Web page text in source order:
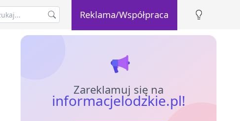
Reklama/Współpraca
Zareklamuj się na
informacjelodzkie.pl!